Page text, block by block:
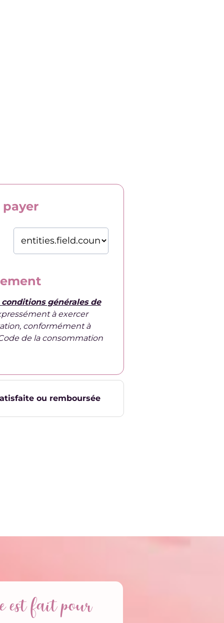
payer
conditions générales de
à exercer
conformément à
Code de la consommation
ou remboursée
est fait pour